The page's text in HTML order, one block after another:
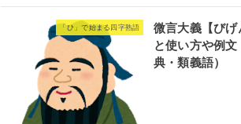
「ひ」で始まる四字熟語
微言大義【び
と使い方や例
典・類義語）